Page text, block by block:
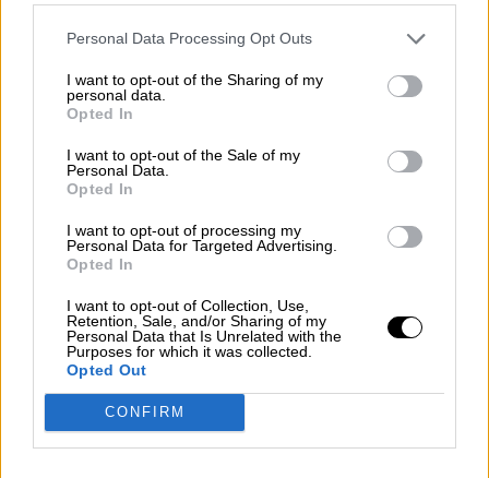
Personal Data Processing Opt Outs
I want to opt-out of the Sharing of my
personal data.
Opted In
I want to opt-out of the Sale of my
Personal Data.
Opted In
I want to opt-out of processing my
Personal Data for Targeted Advertising.
Opted In
I want to opt-out of Collection, Use,
Retention, Sale, and/or Sharing of my
Personal Data that Is Unrelated with the
Purposes for which it was collected.
Opted Out
CONFIRM
Una nueva Estrategia para generar
valor